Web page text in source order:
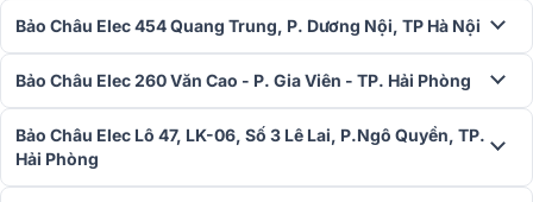
muốn.
Bảo Châu Elec 454 Quang Trung, P. Dương Nội, TP Hà Nội
Bảo Châu Elec 260 Văn Cao - P. Gia Viên - TP. Hải Phòng
Bảo Châu Elec Lô 47, LK-06, Số 3 Lê Lai, P.Ngô Quyền, TP.
Hải Phòng